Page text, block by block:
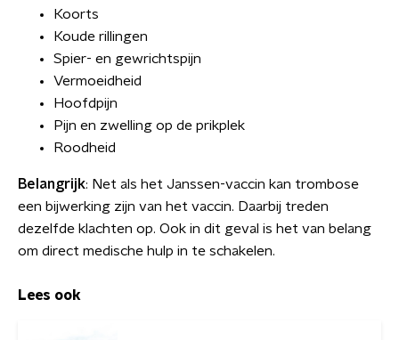
Koorts
Koude rillingen
Spier- en gewrichtspijn
Vermoeidheid
Hoofdpijn
Pijn en zwelling op de prikplek
Roodheid
Belangrijk: Net als het Janssen-vaccin kan trombose
een bijwerking zijn van het vaccin. Daarbij treden
dezelfde klachten op. Ook in dit geval is het van belang
om direct medische hulp in te schakelen.
Lees ook